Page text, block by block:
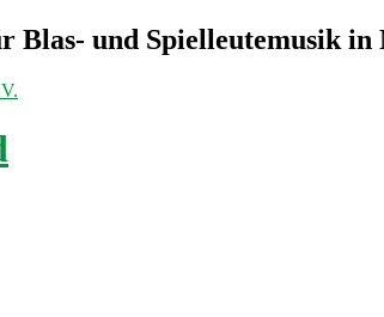
Blas- und Spielleutemusik in